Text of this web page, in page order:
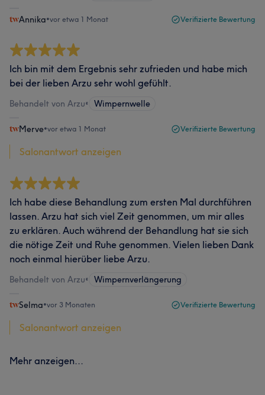
Annika•vor etwa 1 Monat Verifizierte Bewertung
Ich bin mit dem Ergebnis sehr zufrieden und habe mich
bei der lieben Arzu sehr wohl gefühlt.
Behandelt von Arzu• Wimpernwelle
Merve•vor etwa 1 Monat Verifizierte Bewertung
Salonantwort anzeigen
Ich habe diese Behandlung zum ersten Mal durchführen
lassen. Arzu hat sich viel Zeit genommen, um mir alles
zu erklären. Auch während der Behandlung hat sie sich
die nötige Zeit und Ruhe genommen. Vielen lieben Dank
noch einmal hierüber liebe Arzu.
Behandelt von Arzu• Wimpernverlängerung
Selma•vor 3 Monaten Verifizierte Bewertung
Salonantwort anzeigen
Mehr anzeigen...